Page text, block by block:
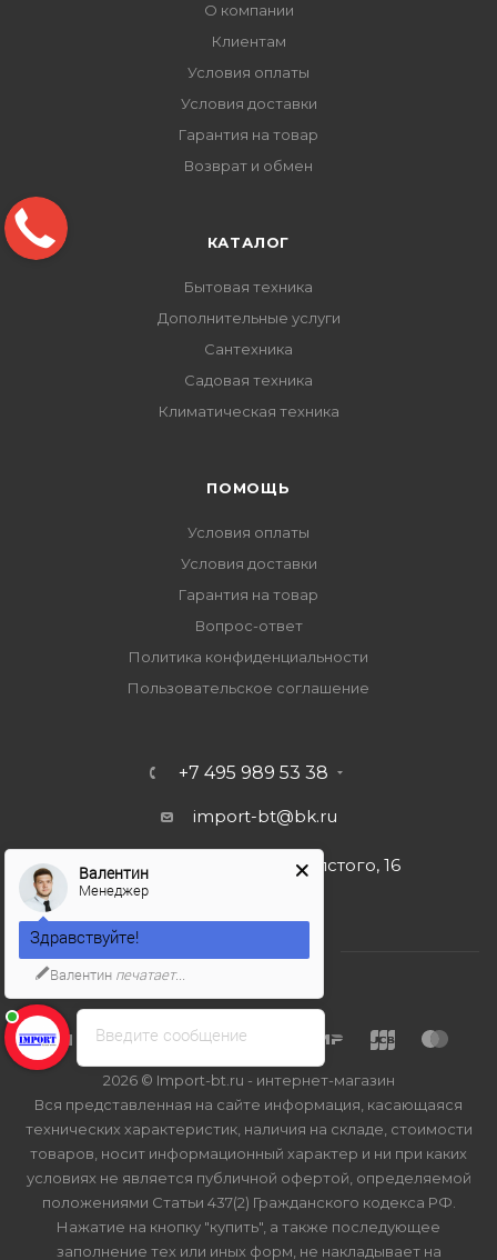
О компании
Клиентам
Условия оплаты
Условия доставки
Гарантия на товар
Возврат и обмен
КАТАЛОГ
Бытовая техника
Дополнительные услуги
Сантехника
Садовая техника
Климатическая техника
ПОМОЩЬ
Условия оплаты
Условия доставки
Гарантия на товар
Вопрос-ответ
Политика конфиденциальности
Пользовательское соглашение
+7 495 989 53 38
import-bt@bk.ru
г. Москва, ул. Льва Толстого, 16
2026 © Import-bt.ru - интернет-магазин
Вся представленная на сайте информация, касающаяся
технических характеристик, наличия на складе, стоимости
товаров, носит информационный характер и ни при каких
условиях не является публичной офертой, определяемой
положениями Статьи 437(2) Гражданского кодекса РФ.
Нажатие на кнопку "купить", а также последующее
заполнение тех или иных форм, не накладывает на
Введите сообщение
Валентин
Менеджер
Здравствуйте!
Валентин печатает...